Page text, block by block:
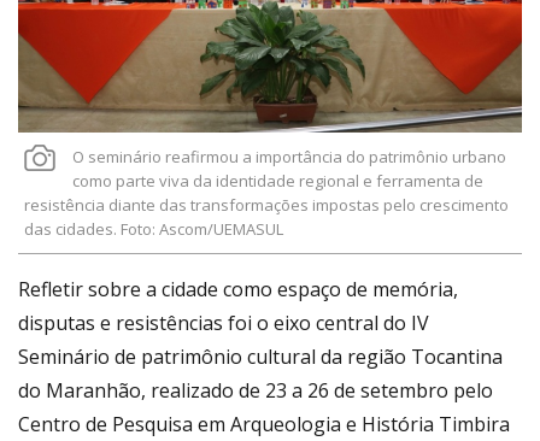
O seminário reafirmou a importância do patrimônio urbano
como parte viva da identidade regional e ferramenta de
resistência diante das transformações impostas pelo crescimento
das cidades. Foto: Ascom/UEMASUL
Refletir sobre a cidade como espaço de memória,
disputas e resistências foi o eixo central do IV
Seminário de patrimônio cultural da região Tocantina
do Maranhão, realizado de 23 a 26 de setembro pelo
Centro de Pesquisa em Arqueologia e História Timbira